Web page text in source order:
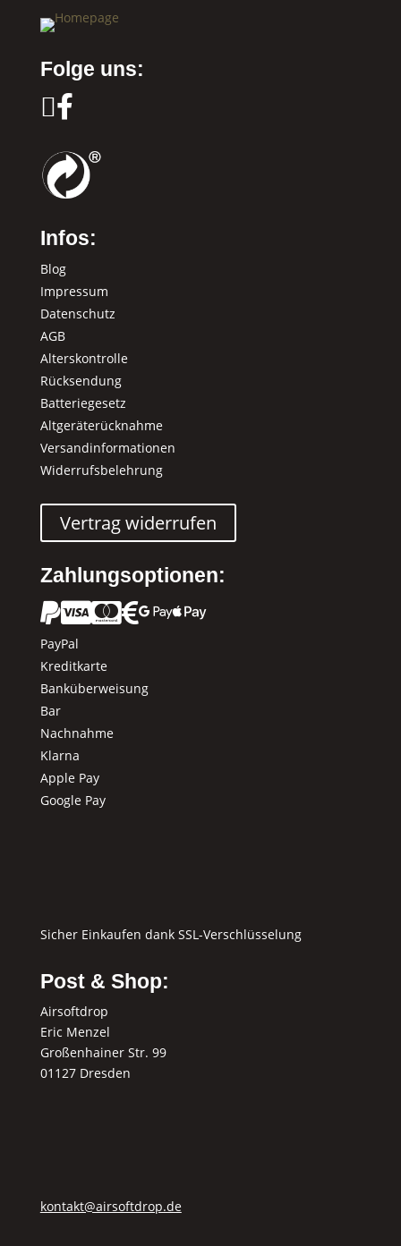
Folge uns:

Infos:
Blog
Impressum
Datenschutz
AGB
Alterskontrolle
Rücksendung
Batteriegesetz
Altgeräterücknahme
Versandinformationen
Widerrufsbelehrung
Vertrag widerrufen
Zahlungsoptionen:
 
PayPal
Kreditkarte
Banküberweisung
Bar
Nachnahme
Klarna
Apple Pay
Google Pay
Sicher Einkaufen dank SSL-Verschlüsselung
Post & Shop:
Airsoftdrop
Eric Menzel
Großenhainer Str. 99
01127 Dresden
kontakt@airsoftdrop.de